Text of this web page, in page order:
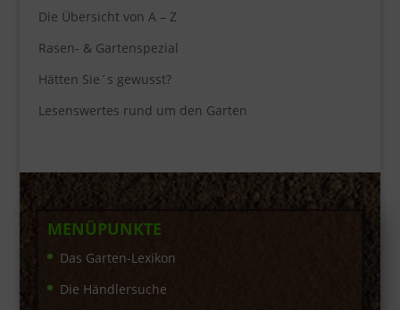
Die Übersicht von A – Z
Rasen- & Gartenspezial
Hätten Sie´s gewusst?
Lesenswertes rund um den Garten
MENÜPUNKTE
Das Garten-Lexikon
Die Händlersuche